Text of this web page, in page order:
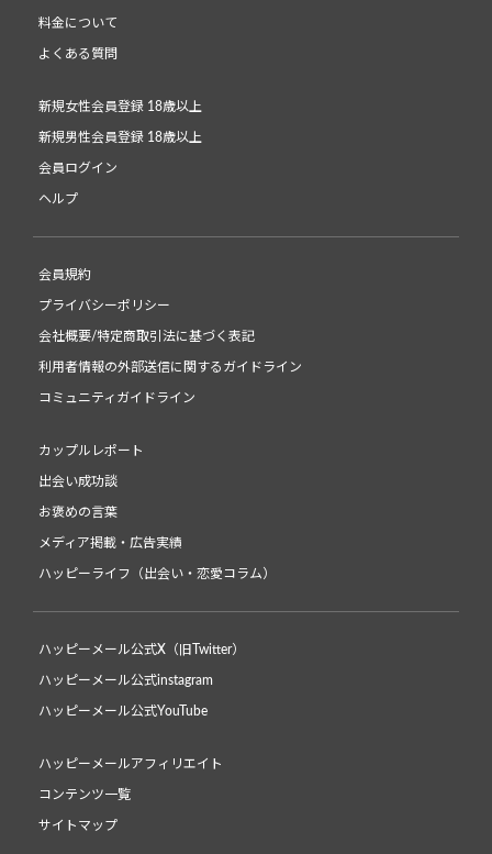
料金について
よくある質問
新規女性会員登録 18歳以上
新規男性会員登録 18歳以上
会員ログイン
ヘルプ
会員規約
プライバシーポリシー
会社概要/特定商取引法に基づく表記
利用者情報の外部送信に関するガイドライン
コミュニティガイドライン
カップルレポート
出会い成功談
お褒めの言葉
メディア掲載・広告実績
ハッピーライフ（出会い・恋愛コラム）
ハッピーメール公式X（旧Twitter）
ハッピーメール公式instagram
ハッピーメール公式YouTube
ハッピーメールアフィリエイト
コンテンツ一覧
サイトマップ